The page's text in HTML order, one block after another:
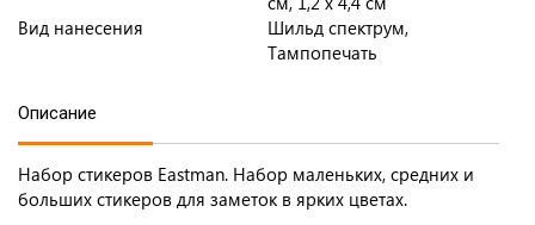
Вид нанесения
Шильд спектрум,
Тампопечать
Описание
Набор стикеров Eastman. Набор маленьких, средних и
больших стикеров для заметок в ярких цветах.